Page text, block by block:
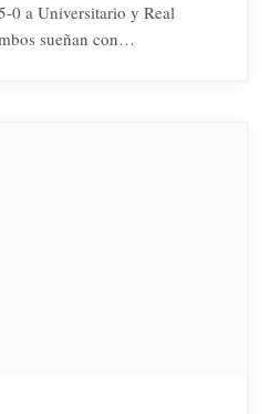
0 a Universitario y Real
sueñan con…